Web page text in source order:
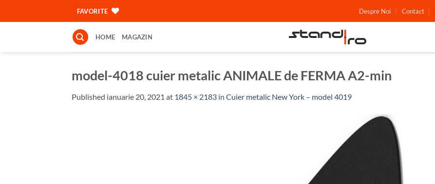
FAVORITE Despre Noi Contact
HOME MAGAZIN
model-4018 cuier metalic ANIMALE de FERMA A2-min
Published ianuarie 20, 2021 at 1845 × 2183 in Cuier metalic New York – model 4019